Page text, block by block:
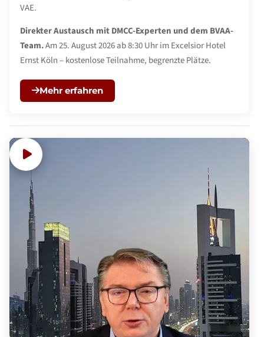
VAE.
Direkter Austausch mit DMCC-Experten und dem BVAA-
Team.Am 25. August 2026 ab 8:30 Uhr im Excelsior Hotel
Ernst Köln – kostenlose Teilnahme, begrenzte Plätze.
Mehr erfahren